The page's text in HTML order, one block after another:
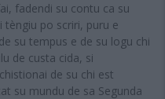
fadendi su contu ca su
tèngiu po scriri, puru e
su tempus e de su logu chi
de custa cida, si
de su chi est
su mundu de sa Segunda